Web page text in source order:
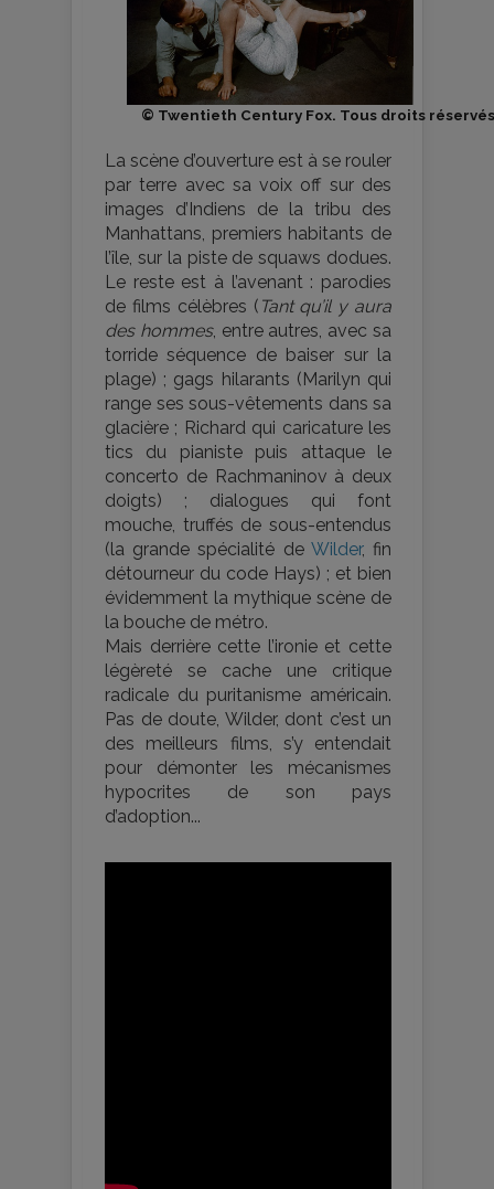
© Twentieth Century Fox. Tous droits
La scène d’ouverture est à se rouler
par terre avec sa voix off sur des
images d’Indiens de la tribu des
Manhattans, premiers habitants de
l’île, sur la piste de squaws dodues.
Le reste est à l’avenant : parodies
de films célèbres ( Tant qu’il y aura
des hommes, entre autres, avec sa
torride séquence de baiser sur la
plage) ; gags hilarants (Marilyn qui
range ses sous-vêtements dans sa
glacière ; Richard qui caricature les
tics du pianiste puis attaque le
concerto de Rachmaninov à deux
doigts) ; dialogues qui font
mouche, truffés de sous-entendus
(la grande spécialité de Wilder, fin
détourneur du code Hays) ; et bien
évidemment la mythique scène de
la bouche de métro.
Mais derrière cette l’ironie et cette
légèreté se cache une critique
radicale du puritanisme américain.
Pas de doute, Wilder, dont c’est un
des meilleurs films, s’y entendait
pour démonter les mécanismes
hypocrites de son pays
d’adoption...